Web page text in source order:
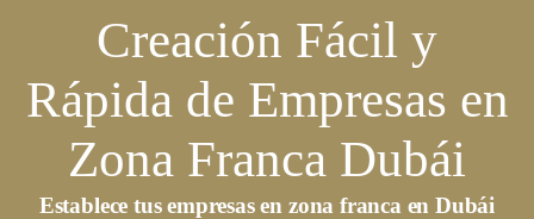
Creación Fácil y
Rápida de Empresas en
Zona Franca Dubái
Establece tus empresas en zona franca en Dubái